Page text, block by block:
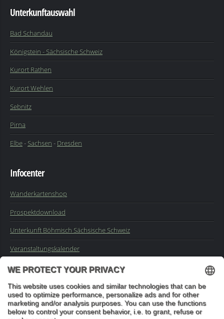
Unterkunftauswahl
Bad Schandau
Königstein - Sächsische Schweiz
Kurort Rathen
Kurort Wehlen
Sebnitz
Pirna
Elbe-Sachsen - Dresden
Infocenter
Wanderkartenshop
Prospektdownload
Unterkunft Böhmisch Sächsische Schweiz
Veranstaltungskalender
Impressum